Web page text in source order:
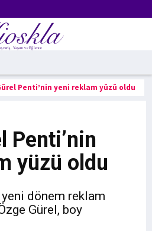
Penti’nin yeni reklam yüzü oldu
Penti’nin
yüzü oldu
yeni dönem reklam
Gürel, boy